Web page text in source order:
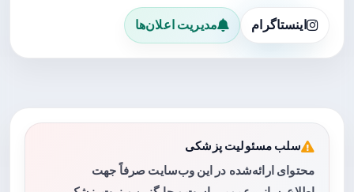
اینستاگرام مدیریت اعلان‌ها
سلب مسئولیت پزشکی
محتوای ارائه‌شده در این وب‌سایت صرفاً جهت